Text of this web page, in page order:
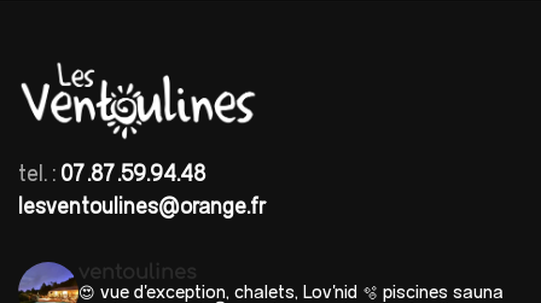
tel. : 07.87.59.94.48
lesventoulines@orange.fr
ventoulines
😍 vue d'exception, chalets, Lov'nid 🫧 piscines sauna